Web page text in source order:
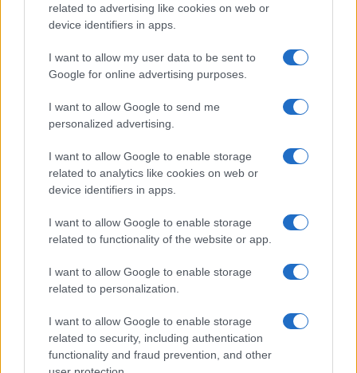
related to advertising like cookies on web or
device identifiers in apps.
I want to allow my user data to be sent to
Google for online advertising purposes.
I want to allow Google to send me
personalized advertising.
I want to allow Google to enable storage
related to analytics like cookies on web or
device identifiers in apps.
I want to allow Google to enable storage
related to functionality of the website or app.
I want to allow Google to enable storage
related to personalization.
I want to allow Google to enable storage
related to security, including authentication
functionality and fraud prevention, and other
A guadagnarci è stato proprio Nigel Farage, che
27 per cento dei consensi. Con un colpo da
lo UKIP che ora versa in fase terminale al 5 per
cento, e ha annunciato la nascita di un nuovo
soggetto. IlBrexit Party . Lo ha fatto, con la sua
consueta teatralità, presso una fabbrica di
Coventry, una delle roccaforti del
offerto di dare voce a quella maggioranza
silenziosa che, tradita dal governo e dai partiti
tradizionali e derisa e odiata dall’establishment, si
è sentita ignorata e inascoltata. Il tutto condito
tutti i partiti tradizionali, di fatto ilBrexit Party
pone come un movimento di opinione, e
trasversale lungo il
continuum